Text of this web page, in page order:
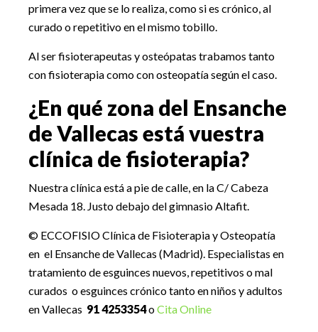
primera vez que se lo realiza, como si es crónico, al
curado o repetitivo en el mismo tobillo.
Al ser fisioterapeutas y osteópatas trabamos tanto
con fisioterapia como con osteopatía según el caso.
¿En qué zona del Ensanche
de Vallecas está vuestra
clínica de fisioterapia?
Nuestra clínica está a pie de calle, en la C/ Cabeza
Mesada 18. Justo debajo del gimnasio Altafit.
© ECCOFISIO Clínica de Fisioterapia y Osteopatía
en el Ensanche de Vallecas (Madrid). Especialistas en
tratamiento de esguinces nuevos, repetitivos o mal
curados o esguinces crónico tanto en niños y adultos
en Vallecas 91 4253354oCita Online